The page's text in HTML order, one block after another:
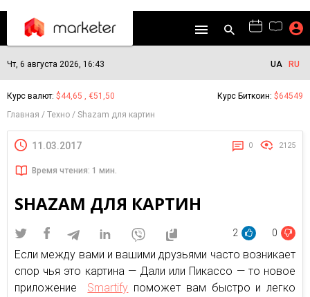
Чт, 6 августа 2026, 16:43 UA RU
Курс валют: $44,65 , €51,50 Курс Биткоин: $64549
Главная
Техно Shazam для картин
11.03.2017 0 2125
Время чтения: 1 мин.
SHAZAM ДЛЯ КАРТИН
2 0
Если между вами и вашими друзьями часто возникает
спор чья это картина — Дали или Пикассо — то новое
приложение Smartify поможет вам быстро и легко